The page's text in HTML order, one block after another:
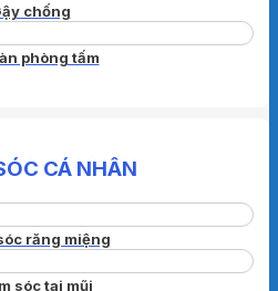
chống
phòng tấm
CÁ NHÂN
răng miệng
sóc tai mũi